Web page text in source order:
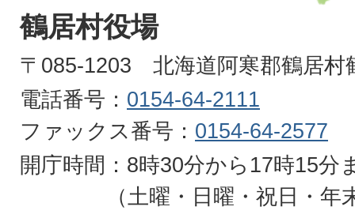
VILLAGE
HOKKAIDO
鶴居村役場
〒085-1203 北海道阿寒郡鶴居村
電話番号： 0154-64-2111
ファックス番号： 0154-64-2577
開庁時間：8時30分から17時15分
（土曜・日曜・祝日・年